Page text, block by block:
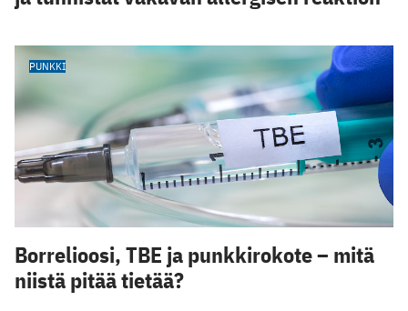
PUNKKI
Borrelioosi, TBE ja punkkirokote – mitä
niistä pitää tietää?